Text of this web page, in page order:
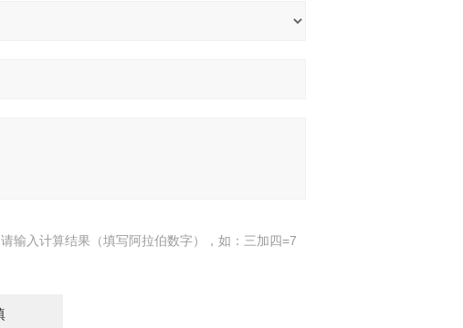
请输入计算结果（填写阿拉伯数字），如：三加四=7